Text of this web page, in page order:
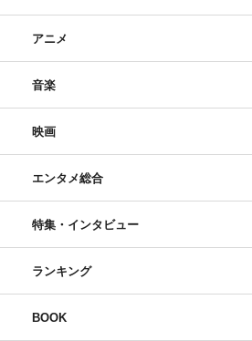
アニメ
音楽
映画
エンタメ総合
特集・インタビュー
ランキング
BOOK